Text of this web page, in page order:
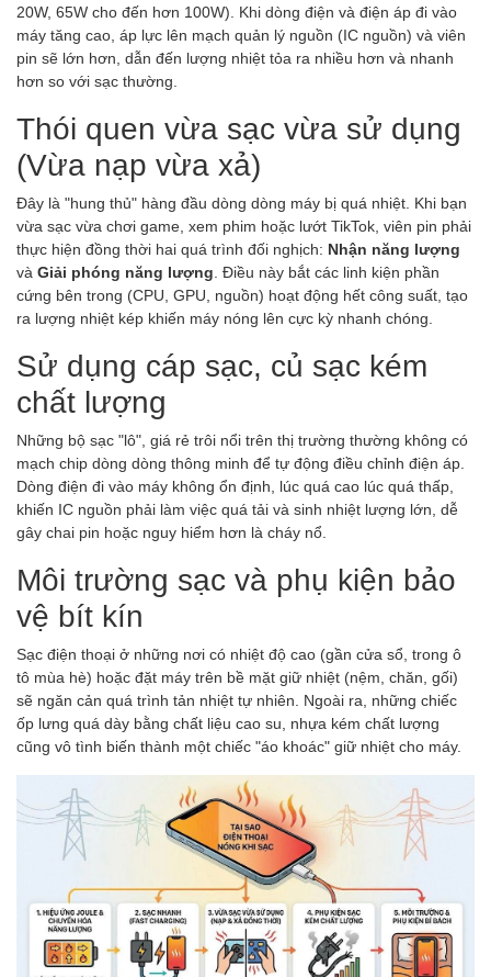
20W, 65W cho đến hơn 100W). Khi dòng điện và điện áp đi vào
máy tăng cao, áp lực lên mạch quản lý nguồn (IC nguồn) và viên
pin sẽ lớn hơn, dẫn đến lượng nhiệt tỏa ra nhiều hơn và nhanh
hơn so với sạc thường.
Thói quen vừa sạc vừa sử dụng
(Vừa nạp vừa xả)
Đây là "hung thủ" hàng đầu dòng dòng máy bị quá nhiệt. Khi bạn
vừa sạc vừa chơi game, xem phim hoặc lướt TikTok, viên pin phải
thực hiện đồng thời hai quá trình đối nghịch: Nhận năng lượng
và Giải phóng năng lượng . Điều này bắt các linh kiện phần
cứng bên trong (CPU, GPU, nguồn) hoạt động hết công suất, tạo
ra lượng nhiệt kép khiến máy nóng lên cực kỳ nhanh chóng.
Sử dụng cáp sạc, củ sạc kém
chất lượng
Những bộ sạc "lô", giá rẻ trôi nổi trên thị trường thường không có
mạch chip dòng dòng thông minh để tự động điều chỉnh điện áp.
Dòng điện đi vào máy không ổn định, lúc quá cao lúc quá thấp,
khiến IC nguồn phải làm việc quá tải và sinh nhiệt lượng lớn, dễ
gây chai pin hoặc nguy hiểm hơn là cháy nổ.
Môi trường sạc và phụ kiện bảo
vệ bít kín
Sạc điện thoại ở những nơi có nhiệt độ cao (gần cửa sổ, trong ô
tô mùa hè) hoặc đặt máy trên bề mặt giữ nhiệt (nệm, chăn, gối)
sẽ ngăn cản quá trình tản nhiệt tự nhiên. Ngoài ra, những chiếc
ốp lưng quá dày bằng chất liệu cao su, nhựa kém chất lượng
cũng vô tình biến thành một chiếc "áo khoác" giữ nhiệt cho máy.